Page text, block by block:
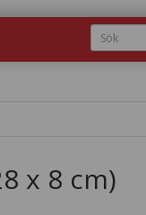
x 8 cm)